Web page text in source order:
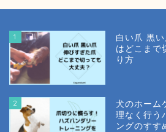
1
白い爪 黒
はどこまで
り方
2
犬のホーム
理なく行う
ングのすす